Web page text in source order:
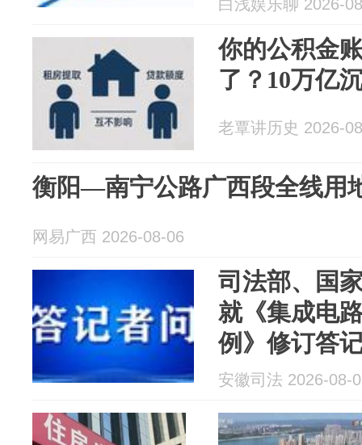
白浅娱乐聊 2026-
你的公积金
了？10万亿
老覃讲历史 2026-
衡阳—南宁公路广西段全线用
网易广西 2026-08-06
司法部、国
就《集成电
例》修订答
安徽司法 2026-08-